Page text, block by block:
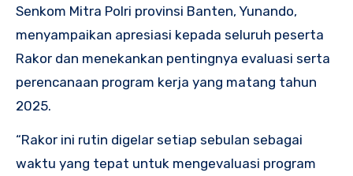
Senkom Mitra Polri provinsi Banten, Yunando,
menyampaikan apresiasi kepada seluruh peserta
Rakor dan menekankan pentingnya evaluasi serta
perencanaan program kerja yang matang tahun
2025.
“Rakor ini rutin digelar setiap sebulan sebagai
waktu yang tepat untuk mengevaluasi program